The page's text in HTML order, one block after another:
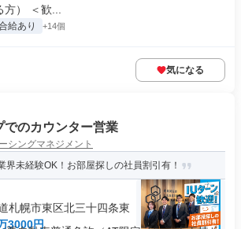
） ＜歓...
給あり +14個
気になる
でのカウンター営業
シングマネジメント
界未経験OK！お部屋探しの社員割引有！
札幌市東区北三十四条東
3000円